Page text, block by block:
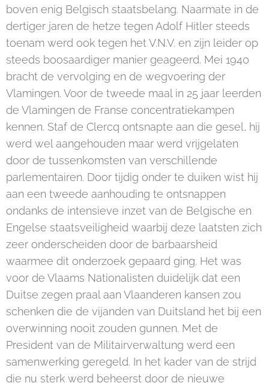
boven enig Belgisch staatsbelang. Naarmate in de
dertiger jaren de hetze tegen Adolf Hitler steeds
toenam werd ook tegen het V.N.V. en zijn leider op
steeds boosaardiger manier geageerd. Mei 1940
bracht de vervolging en de wegvoering der
Vlamingen. Voor de tweede maal in 25 jaar leerden
de Vlamingen de Franse concentratiekampen
kennen. Staf de Clercq ontsnapte aan die gesel, hij
werd wel aangehouden maar werd vrijgelaten
door de tussenkomsten van verschillende
parlementairen. Door tijdig onder te duiken wist hij
aan een tweede aanhouding te ontsnappen
ondanks de intensieve inzet van de Belgische en
Engelse staatsveiligheid waarbij deze laatsten zich
zeer onderscheiden door de barbaarsheid
waarmee dit onderzoek gepaard ging. Het was
voor de Vlaams Nationalisten duidelijk dat een
Duitse zegen praal aan Vlaanderen kansen zou
schenken die de vijanden van Duitsland het bij een
overwinning nooit zouden gunnen. Met de
President van de Militairverwaltung werd een
samenwerking geregeld. In het kader van de strijd
die nu sterk werd beheerst door de nieuwe